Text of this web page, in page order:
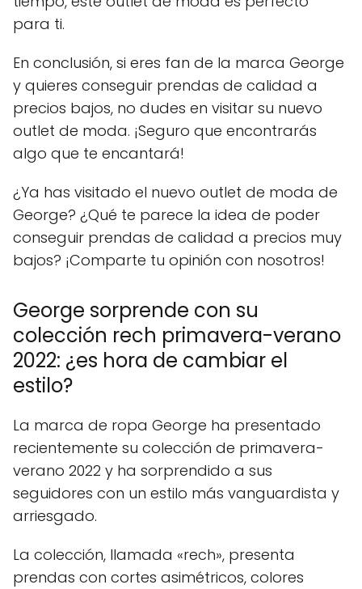
para ti.
En conclusión, si eres fan de la marca George
y quieres conseguir prendas de calidad a
precios bajos, no dudes en visitar su nuevo
outlet de moda. ¡Seguro que encontrarás
algo que te encantará!
¿Ya has visitado el nuevo outlet de moda de
George? ¿Qué te parece la idea de poder
conseguir prendas de calidad a precios muy
bajos? ¡Comparte tu opinión con nosotros!
George sorprende con su
colección rech primavera-verano
2022: ¿es hora de cambiar el
estilo?
La marca de ropa George ha presentado
recientemente su colección de primavera-
verano 2022 y ha sorprendido a sus
seguidores con un estilo más vanguardista y
arriesgado.
La colección, llamada «rech», presenta
prendas con cortes asimétricos, colores